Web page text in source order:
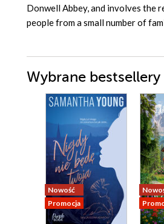
Donwell Abbey, and involves the
people from a small number of
Wybrane bestsellery
Nowość
Promocja